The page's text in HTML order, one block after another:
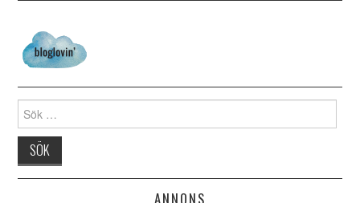
Search for:
ANNONS